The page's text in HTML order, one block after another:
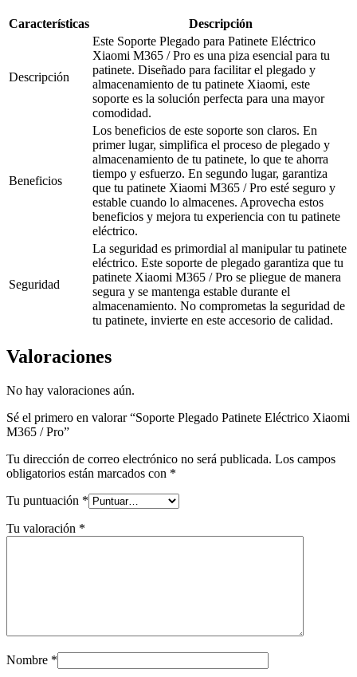
Características Descripción
Descripción
Este Soporte Plegado para Patinete Eléctrico
Xiaomi M365 / Pro es una piza esencial para tu
patinete. Diseñado para facilitar el plegado y
almacenamiento de tu patinete Xiaomi, este
soporte es la solución perfecta para una mayor
comodidad.
Beneficios
Los beneficios de este soporte son claros. En
primer lugar, simplifica el proceso de plegado y
almacenamiento de tu patinete, lo que te ahorra
tiempo y esfuerzo. En segundo lugar, garantiza
que tu patinete Xiaomi M365 / Pro esté seguro y
estable cuando lo almacenes. Aprovecha estos
beneficios y mejora tu experiencia con tu patinete
eléctrico.
Seguridad
La seguridad es primordial al manipular tu patinete
eléctrico. Este soporte de plegado garantiza que tu
patinete Xiaomi M365 / Pro se pliegue de manera
segura y se mantenga estable durante el
almacenamiento. No comprometas la seguridad de
tu patinete, invierte en este accesorio de calidad.
Valoraciones
No hay valoraciones aún.
Sé el primero en valorar “Soporte Plegado Patinete Eléctrico Xiaomi
M365 / Pro”
Tu dirección de correo electrónico no será publicada. Los campos
obligatorios están marcados con *
Tu puntuación *
Tu valoración *
Nombre *